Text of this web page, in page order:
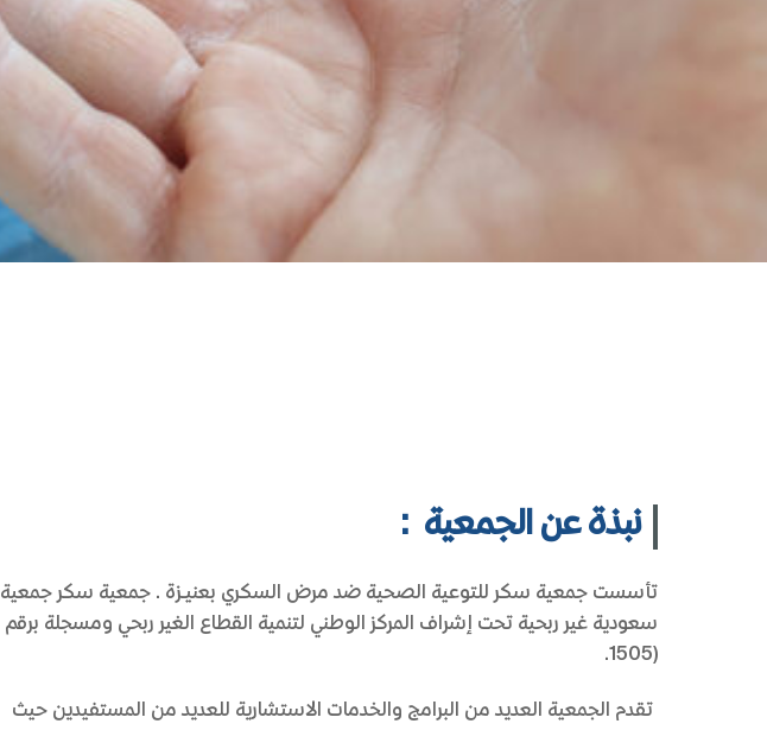
نبذة عن الجمعية :
تأسست جمعية سكر للتوعية الصحية ضد مرض السكري بعنيـزة. جمعية سكر جمعية
سعودية غير ربحية تحت إشراف المركز الوطني لتنمية القطاع الغير ربحي ومسجلة برقم
(1505.
تقدم الجمعية العديد من البرامج والخدمات الاستشارية للعديد من المستفيدين حيث